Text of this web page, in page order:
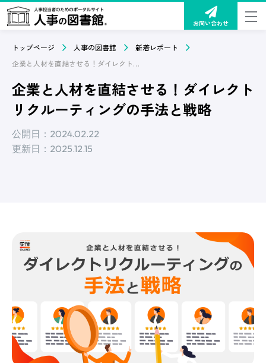
お問い合わせ
トップページ 人事の図書館
新着レポート
企業と人材を直結させる！ダイレクトリクルーティングの手法と戦略
企業と人材を直結させる！ダイレクト
リクルーティングの手法と戦略
公開日：2024.02.22
更新日：2025.12.15